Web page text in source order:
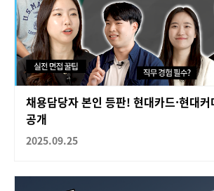
채용담당자 본인 등판! 현대카드·현대
공개
2025.09.25